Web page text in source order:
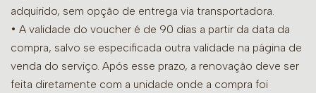
adquirido, sem opção de entrega via transportadora.
• A validade do voucher é de 90 dias a partir da data da
compra, salvo se especificada outra validade na página de
venda do serviço. Após esse prazo, a renovação deve ser
feita diretamente com a unidade onde a compra foi